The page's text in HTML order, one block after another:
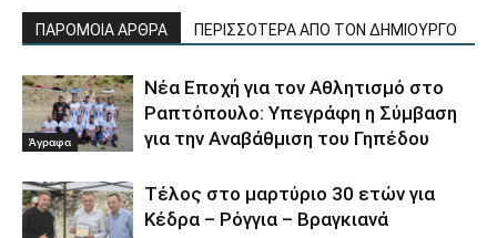
ΠΑΡΟΜΟΙΑ ΑΡΘΡΑ ΠΕΡΙΣΣΟΤΕΡΑ ΑΠΟ ΤΟΝ ΔΗΜΙΟΥΡΓΟ
Άγραφα
Νέα Εποχή για τον Αθλητισμό στο
Ραπτόπουλο: Υπεγράφη η Σύμβαση
για την Αναβάθμιση του Γηπέδου
Τέλος στο μαρτύριο 30 ετών για
Κέδρα – Ρόγγια – Βραγκιανά